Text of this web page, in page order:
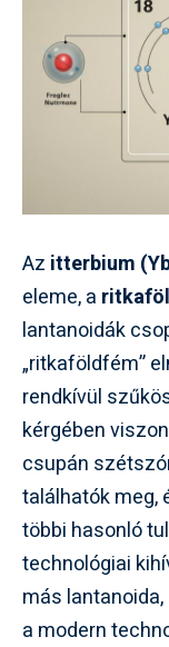
Az itterbium
eleme, a
lantanoidák
„ritkaföldfém”
rendkívül
kérgében
csupán
találhatók meg,
többi hasonló
technológiai
más
a modern